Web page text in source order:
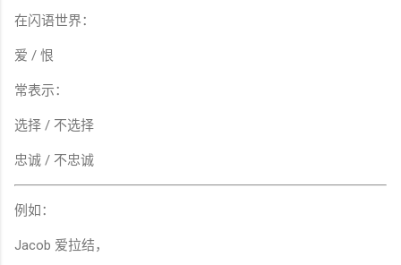
在闪语世界：
爱 / 恨
常表示：
选择 / 不选择
忠诚 / 不忠诚
例如：
Jacob 爱拉结，